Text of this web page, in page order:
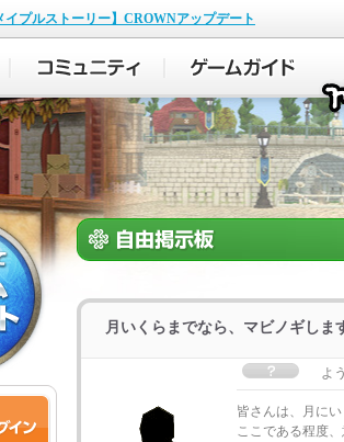
イプルストーリー】CROWNアップデート
月いくらまでなら、マビノギしま
よ
皆さんは、月に
ここである程度